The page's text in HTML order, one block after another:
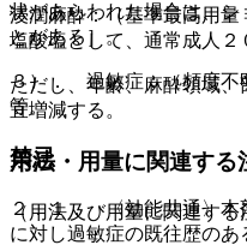
状があらわれた場合は、
とがある］。
３）． 過敏症：（頻度不
等。
禁忌
２．１． 〈効能共通〉本
に対し過敏症の既往歴のあ
浸潤麻酔：（基準最高用
塩酸塩として、通常成人２
ただし、年齢、麻酔領域
宜増減する。
用法・用量に関連する
（用法及び用量に関連する